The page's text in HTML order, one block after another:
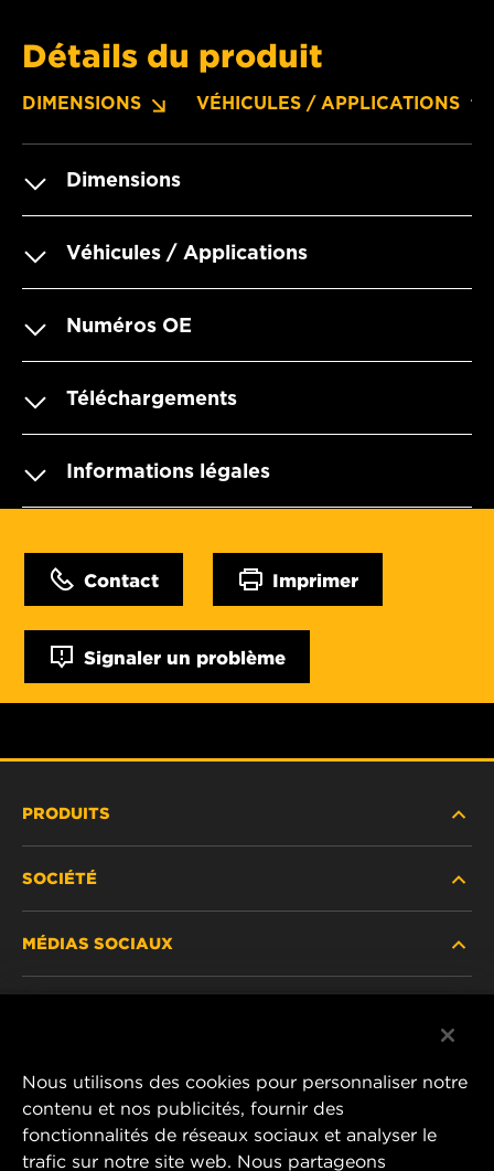
Détails du produit
DIMENSIONS VÉHICULES / APPLICATIONS
Dimensions
Véhicules / Applications
Numéros OE
Téléchargements
Informations légales
Contact Imprimer
Signaler un problème
PRODUITS
PRODUITS ABANDONNÉS / REMPLACÉS
SOCIÉTÉ
AVIS JURIDIQUE
IMPRIMER
MÉDIAS SOCIAUX
Instagram
YouTube
Nous utilisons des cookies pour personnaliser notre
contenu et nos publicités, fournir des
fonctionnalités de réseaux sociaux et analyser le
trafic sur notre site web. Nous partageons